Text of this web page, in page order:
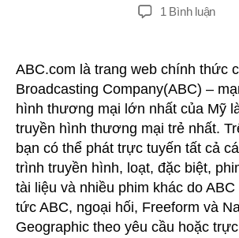
o
r
gưỉ
1 Bình luậnTRÊN
từ
ABC.com là trang web chính thức
Broadcasting Company(ABC) –
hình thương mại lớn nhất của Mỹ
truyền hình thương mại trẻ nhất.
bạn có thể phát trực tuyến tất cả
trình truyền hình, loạt, đặc biệt,
tài liệu và nhiều phim khác do ABC
tức ABC, ngoại hối, Freeform và
Geographic theo yêu cầu hoặc